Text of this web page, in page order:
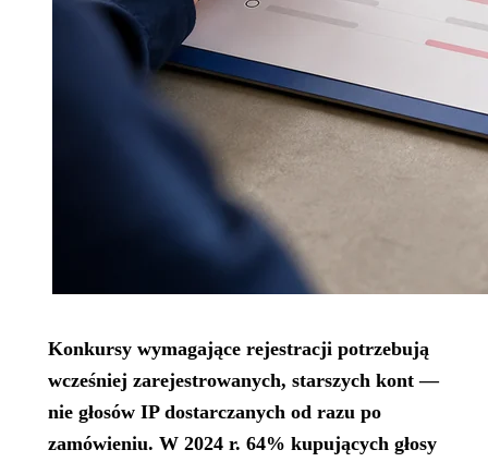
Konkursy wymagające rejestracji potrzebują
wcześniej zarejestrowanych, starszych kont —
nie głosów IP dostarczanych od razu po
zamówieniu. W 2024 r. 64% kupujących głosy